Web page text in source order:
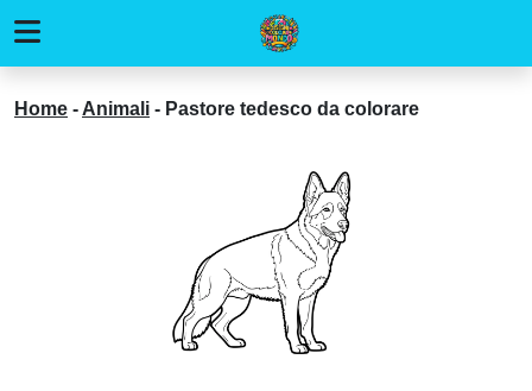
Home - Animali - Pastore tedesco da colorare